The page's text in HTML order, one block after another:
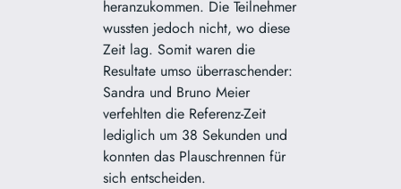
heranzukommen. Die Teilnehmer
wussten jedoch nicht, wo diese
Zeit lag. Somit waren die
Resultate umso überraschender:
Sandra und Bruno Meier
verfehlten die Referenz-Zeit
lediglich um 38 Sekunden und
konnten das Plauschrennen für
sich entscheiden.